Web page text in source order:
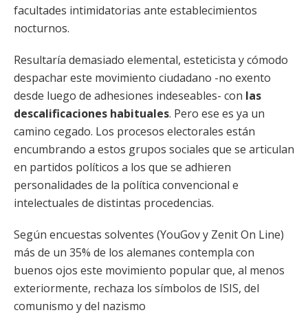
facultades intimidatorias ante establecimientos
nocturnos.
Resultaría demasiado elemental, esteticista y cómodo
despachar este movimiento ciudadano -no exento
desde luego de adhesiones indeseables- con las
descalificaciones habituales. Pero ese es ya un
camino cegado. Los procesos electorales están
encumbrando a estos grupos sociales que se articulan
en partidos políticos a los que se adhieren
personalidades de la política convencional e
intelectuales de distintas procedencias.
Según encuestas solventes (YouGov y Zenit On Line)
más de un 35% de los alemanes contempla con
buenos ojos este movimiento popular que, al menos
exteriormente, rechaza los símbolos de ISIS, del
comunismo y del nazismo